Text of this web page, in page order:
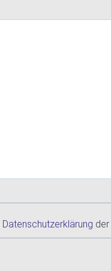
Datenschutzerklärung